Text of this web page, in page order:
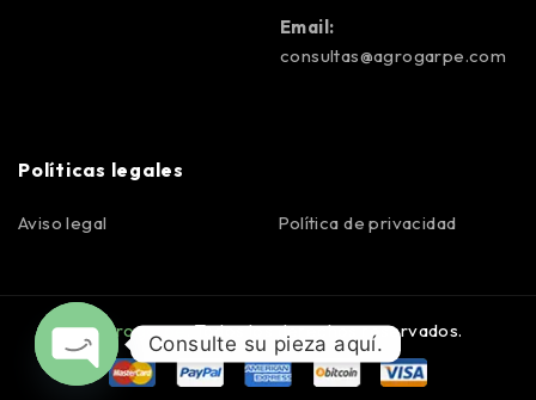
Email:
consultas@agrogarpe.com
Políticas legales
Aviso legal Política de privacidad
©Agrogarpe. Todos los derechos reservados.
Consulte su pieza aquí.